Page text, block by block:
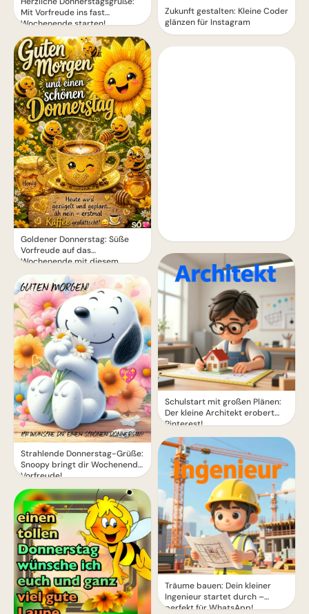
Mit Vorfreude ins fast
Wochenende starten!
Goldener Donnerstag: Süße
Vorfreude auf das
Wochenende mit diesem
zauberhaften Gruß
Strahlende Donnerstag-Grüße:
Snoopy bringt dir Wochenend-
Vorfreude!
Zukunft gestalten: Kleine Coder
glänzen für Instagram
Schulstart mit großen Plänen:
Der kleine Architekt erobert
Pinterest!
Träume bauen: Dein kleiner
Ingenieur startet durch –
perfekt für WhatsApp!